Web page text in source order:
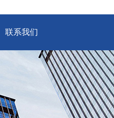
联系我们